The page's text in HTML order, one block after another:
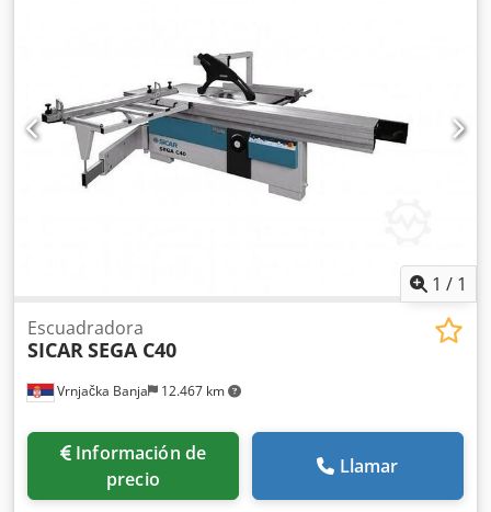
revoluciones de la sierra 4500 rpm Número de
revoluciones del disco de pre-corte 7000 rpm Altura
máxima de corte a 90° 100 mm Altura máxima de corte a
45° 75 mm Inclinación de la sierra 0–45° Ancho máximo de
corte con guía paralela 1250 mm Dimensiones de la mesa
deslizante 2200 × 315 mm Recorrido de la mesa deslizante
2200 mm Mesa de trabajo 1280 × 1112 mm Peso 430 kg
1 / 1
Vrnjačka Banja 12.467 km
Escuadradora
SICARSEGA C40
Información de
precio
Llamar